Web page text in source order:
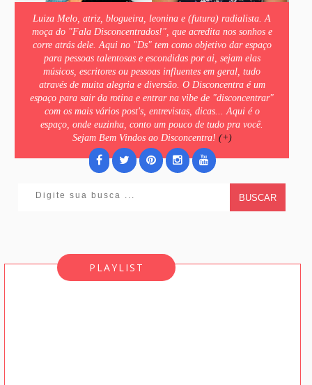
Luiza Melo, atriz, blogueira, leonina e (futura) radialista. A
moça do "Fala Disconcentrados!", que acredita nos sonhos e
corre atrás dele. Aqui no "Ds" tem como objetivo dar espaço
para pessoas talentosas e escondidas por ai, sejam elas
músicos, escritores ou pessoas influentes em geral, tudo
através de muita alegria e diversão. O Disconcentra é um
espaço para sair da rotina e entrar na vibe de "disconcentrar"
com os mais vários post's, entrevistas, dicas... Aqui é o
espaço, onde euzinha, conto um pouco de tudo pra você.
Sejam Bem Vindos ao Disconcentra! (+)
BUSCAR
PLAYLIST